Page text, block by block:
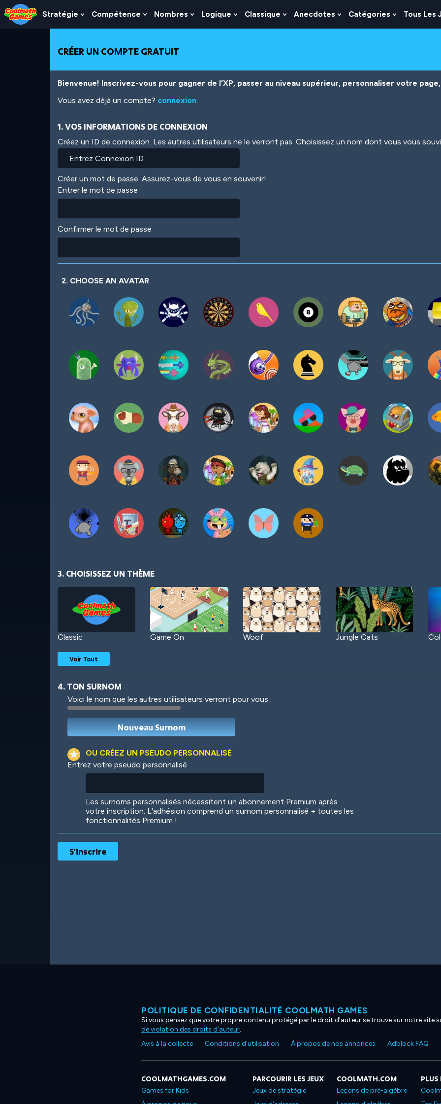
Skip
to
Top
Skip
to
Navigation
Skip
to
Main
Skip
to
Footer
Aller
au
contenu
Stratégie
Show
Submenu
Stratégie
Compétence
Show
Submenu
Compétence
Nombres
Show
Submenu
Logique
Show
Submenu
Classique
Show
Submenu
Anecdotes
Show
Submenu
Catégories
Show
Submenu
Tous Les
CRÉER UN COMPTE GRATUIT
Bienvenue! Inscrivez-vous pour gagner de l'XP, passer au niveau supérieur, personnaliser votre
Vous avez déjà un compte? connexion.
1. VOS INFORMATIONS DE CONNEXION
Créez un ID de connexion. Les autres utilisateurs ne le verront pas. Choisissez un nom dont vous vous
Créer un mot de passe. Assurez-vous de vous en souvenir!
Entrer le mot de passe
Confirmer le mot de passe
2. CHOOSE AN AVATAR
3. CHOISISSEZ UN THÈME
Classic Game On Woof Jungle Cats
Robotic International
Ooh! Aah!
Voir Tout
4. TON SURNOM
Voici le nom que les autres utilisateurs verront pour vous :
OU CRÉEZ UN PSEUDO PERSONNALISÉ
Entrez votre pseudo personnalisé
Les surnoms personnalisés nécessitent un abonnement Premium après
votre inscription. L'adhésion comprend un surnom personnalisé + toutes les
fonctionnalités Premium !
POLITIQUE DE CONFIDENTIALITÉ COOLMATH GAMES
Si vous pensez que votre propre contenu protégé par le droit d'auteur se trouve sur notre site
de violation des droits d'auteur.
Avis à la collecte
Conditions d'utilisation À propos de nos annonces Adblock FAQ
COOLMATHGAMES.COM
Games for Kids
PARCOURIR LES JEUX
Jeux de stratégie
COOLMATH.COM
Leçons de pré-algèbre
PLUS